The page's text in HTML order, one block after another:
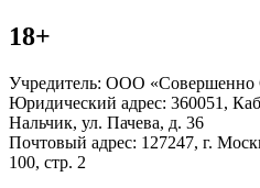
18+
Учредитель: ООО «Совершенно
Юридический адрес: 360051,
Нальчик, ул. Пачева, д. 36
Почтовый адрес: 127247, г.
100, стр. 2